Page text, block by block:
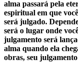
alma passará pela
espiritual em que
será julgado.
será o lugar onde
julgamento será
alma quando ela
obras, seu